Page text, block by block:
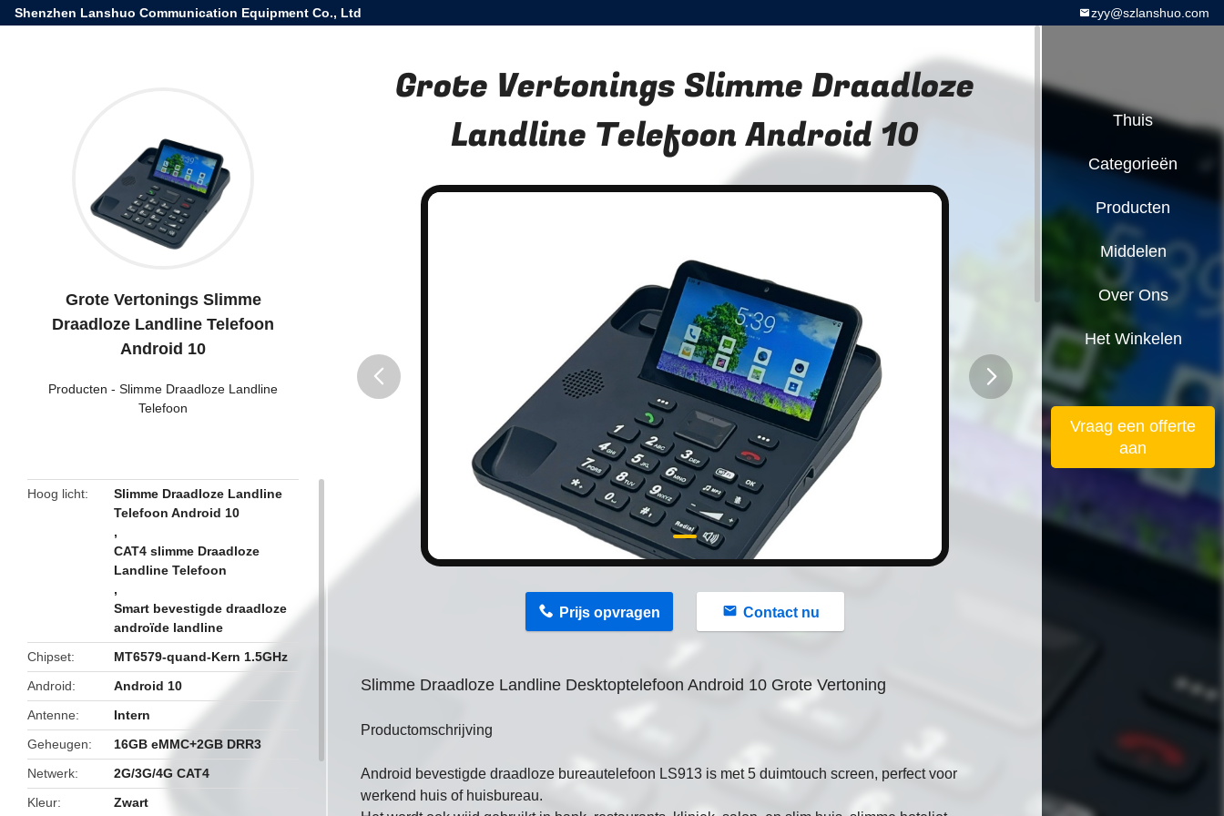
Shenzhen Lanshuo Communication Equipment Co., Ltd zyy@szlanshuo.com
Grote Vertonings Slimme
Draadloze Landline Telefoon
Android 10
Producten - Slimme Draadloze Landline
Telefoon
Hoog licht
Slimme Draadloze Landline
Telefoon Android 10
,
CAT4 slimme Draadloze
Landline Telefoon
,
Smart bevestigde draadloze
androïde landline
Chipset
MT6579-quand-Kern 1.5GHz
Android
Android 10
Antenne
Intern
Geheugen
16GB eMMC+2GB DRR3
Netwerk
2G/3G/4G CAT4
Kleur
Zwart
Grote Vertonings Slimme Draadloze
Landline Telefoon Android 10
Prijs opvragen Contact nu
Slimme Draadloze Landline Desktoptelefoon Android 10 Grote Vertoning
Productomschrijving
Android bevestigde draadloze bureautelefoon LS913 is met 5 duimtouch screen, perfect voor
werkend huis of huisbureau.
Thuis
Categorieën
Producten
Middelen
Over Ons
Het Winkelen
Vraag een offerte
aan